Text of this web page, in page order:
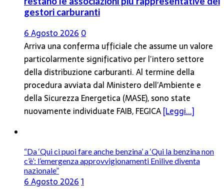
gestori carburanti
6 Agosto 20260
Arriva una conferma ufficiale che assume un valore
particolarmente significativo per l’intero settore
della distribuzione carburanti. Al termine della
procedura avviata dal Ministero dell’Ambiente e
della Sicurezza Energetica (MASE), sono state
nuovamente individuate FAIB, FEGICA[Leggi...]
“Da ‘Qui ci puoi fare anche benzina’ a ‘Qui la benzina non
c’è’: l’emergenza approvvigionamenti Enilive diventa
nazionale”
6 Agosto 20261